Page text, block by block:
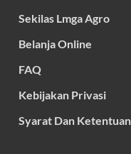
Sekilas Lmga Agro
Belanja Online
FAQ
Kebijakan Privasi
Syarat Dan Ketentuan